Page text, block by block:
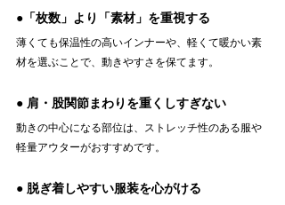
●「枚数」より「素材」を重視する
薄くても保温性の高いインナーや、軽くて暖かい素
材を選ぶことで、動きやすさを保てます。
● 肩・股関節まわりを重くしすぎない
動きの中心になる部位は、ストレッチ性のある服や
軽量アウターがおすすめです。
● 脱ぎ着しやすい服装を心がける